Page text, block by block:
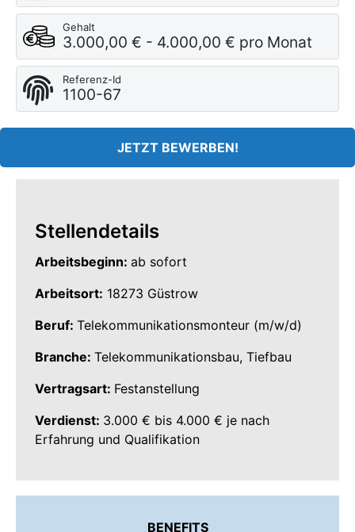
Gehalt
3.000,00 € - 4.000,00 € pro Monat
Referenz-Id
1100-67
JETZT BEWERBEN!
Stellendetails
Arbeitsbeginn: ab sofort
Arbeitsort: 18273 Güstrow
Beruf: Telekommunikationsmonteur (m/w/d)
Branche: Telekommunikationsbau, Tiefbau
Vertragsart: Festanstellung
Verdienst: 3.000 € bis 4.000 € je nach
Erfahrung und Qualifikation
BENEFITS